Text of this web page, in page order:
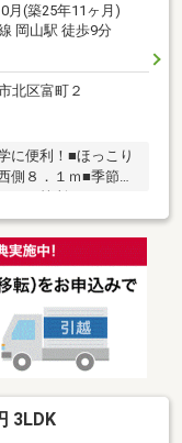
月(築25年11ヶ月)
岡山駅 徒歩9分
北区富町２
に便利！■ほっこり
側８．１ｍ■季節物
ーリング全室張替
全交換周辺環境●岡
山市立石井幼稚園
町店まで約280ｍ
3LDK